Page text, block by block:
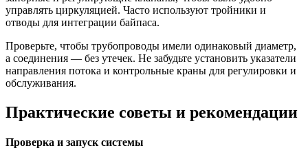
управлять циркуляцией. Часто используют тройники и
отводы для интеграции байпаса.
Проверьте, чтобы трубопроводы имели одинаковый диаметр,
а соединения — без утечек. Не забудьте установить указатели
направления потока и контрольные краны для регулировки и
обслуживания.
Практические советы и рекомендации
Проверка и запуск системы